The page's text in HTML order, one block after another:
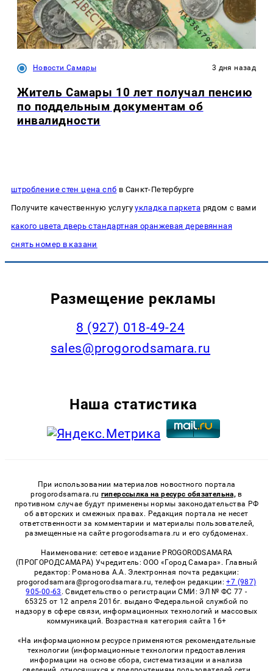
Новости Самары 3 дня назад
Житель Самары 10 лет получал пенсию
по поддельным документам об
инвалидности
штробление стен цена спб в Санкт-Петербурге
Получите качественную услугуукладка паркета рядом с вами
какого цвета дверь стандартная оранжевая деревянная
снять номер в казани
Размещение рекламы
8 (927) 018-49-24
sales@progorodsamara.ru
Наша статистика
При использовании материалов новостного портала
progorodsamara.ru гиперссылка на ресурс обязательна, в
противном случае будут применены нормы законодательства РФ
об авторских и смежных правах. Редакция портала не несет
ответственности за комментарии и материалы пользователей,
размещенные на сайте progorodsamara.ru и его субдоменах.
Наименование: сетевое издание PROGORODSAMARA
(ПРОГОРОДСАМАРА) Учредитель: ООО «Город Самара». Главный
редактор: Романова А.А. Электронная почта редакции:
progorodsamara@progorodsamara.ru, телефон редакции:+7 (987)
905-00-63 . Свидетельство о регистрации СМИ: ЭЛ № ФС 77 -
65325 от 12 апреля 2016г. выдано Федеральной службой по
надзору в сфере связи, информационных технологий и массовых
коммуникаций. Возрастная категория сайта 16+
«На информационном ресурсе применяются рекомендательные
технологии (информационные технологии предоставления
информации на основе сбора, систематизации и анализа